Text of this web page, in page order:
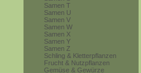
Samen T
Samen U
Samen V
Samen W
Samen X
Samen Y
Samen Z
Schling & Kletterpflanzen
Frucht & Nutzpflanzen
Gemüse & Gewürze